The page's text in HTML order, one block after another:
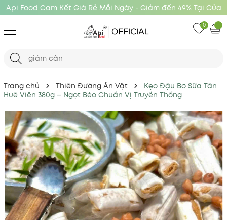
Api Food Cam Kết Giá Rẻ Mỗi Ngày - Giảm đến 49% Tại Cửa
Hàng Api Food
0
Trang chủ Thiên Đường Ăn Vặt
Kẹo Đậu Bơ Sữa Tân
Huê Viên 380g – Ngọt Béo Chuẩn Vị Truyền Thống